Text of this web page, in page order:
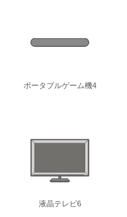
ポータブルゲーム機4
液晶テレビ6